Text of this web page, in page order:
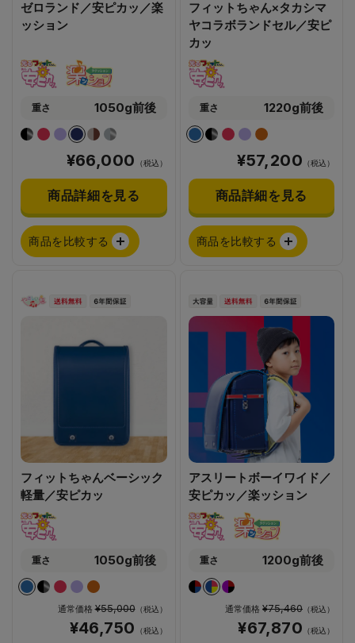
ゼロランド／安ピカッ／楽
ッション
重さ 1050g前後
¥66,000 （税込）
商品詳細を見る
商品を比較する
フィットちゃん×タカシマ
ヤコラボランドセル／安ピ
カッ
重さ 1220g前後
¥57,200 （税込）
商品詳細を見る
商品を比較する
フィットちゃんベーシック
軽量／安ピカッ
重さ 1050g前後
通常価格¥55,000（税込）
¥46,750 （税込）
アスリートボーイワイド／
安ピカッ／楽ッション
重さ 1200g前後
通常価格 ¥75,460 （税込）
¥67,870 （税込）